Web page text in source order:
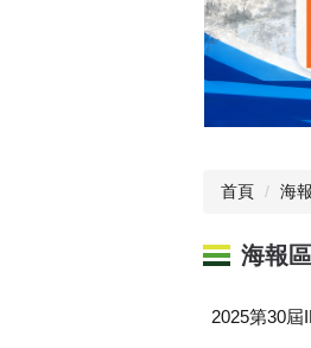
首頁 海
海報區
2025第30